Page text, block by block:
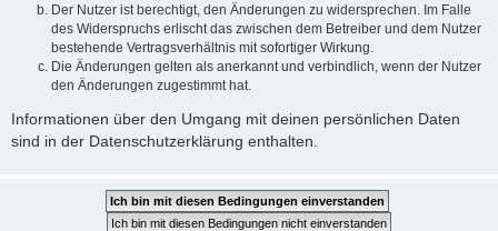
Der Nutzer ist berechtigt, den Änderungen zu widersprechen. Im Falle
des Widerspruchs erlischt das zwischen dem Betreiber und dem Nutzer
bestehende Vertragsverhältnis mit sofortiger Wirkung.
Die Änderungen gelten als anerkannt und verbindlich, wenn der Nutzer
den Änderungen zugestimmt hat.
Informationen über den Umgang mit deinen persönlichen Daten
sind in der Datenschutzerklärung enthalten.